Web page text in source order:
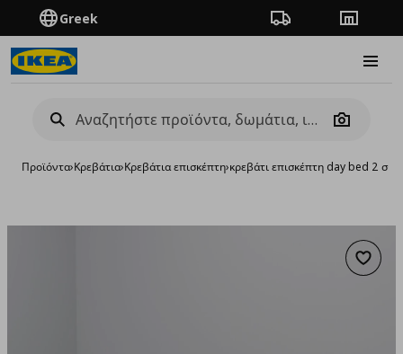
Greek Πορεία παραγγελίας
Camera
Προϊόντα›Κρεβάτια›Κρεβάτια επισκέπτη›κρεβάτι επισκέπτη day bed 2